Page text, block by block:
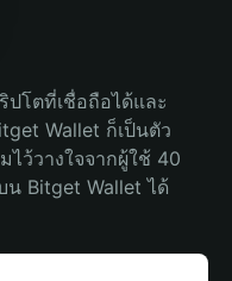
โตที่เชื่อถือได้และ
Wallet ก็เป็นตัว
ว้วางใจจากผู้ใช้ 40
Bitget Wallet ได้